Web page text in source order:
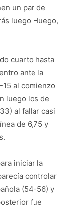
un par de
luego Huego,
cuarto hasta
ante la
al comienzo
luego los de
al fallar casi
de 6,75 y
iniciar la
controlar
(54-56) y
fue